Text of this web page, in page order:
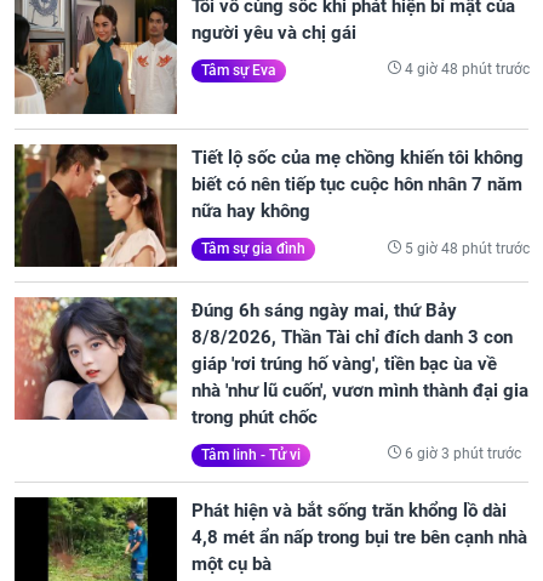
Tôi vô cùng sốc khi phát hiện bí mật của
người yêu và chị gái
Tâm sự Eva 4 giờ 48 phút trước
Tiết lộ sốc của mẹ chồng khiến tôi không
biết có nên tiếp tục cuộc hôn nhân 7 năm
nữa hay không
Tâm sự gia đình 5 giờ 48 phút trước
Đúng 6h sáng ngày mai, thứ Bảy
8/8/2026, Thần Tài chỉ đích danh 3 con
giáp 'rơi trúng hố vàng', tiền bạc ùa về
nhà 'như lũ cuốn', vươn mình thành đại gia
trong phút chốc
Tâm linh - Tử vi 6 giờ 3 phút trước
Phát hiện và bắt sống trăn khổng lồ dài
4,8 mét ẩn nấp trong bụi tre bên cạnh nhà
một cụ bà